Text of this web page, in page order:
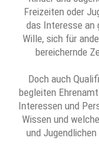
Freizeiten oder
das Interesse
Wille, sich für
bereichernde
Doch auch
begleiten
Interessen und
Wissen und
und